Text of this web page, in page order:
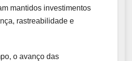
mantidos investimentos
rastreabilidade e
o avanço das